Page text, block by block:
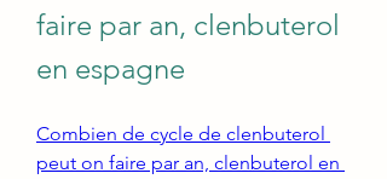
faire par an, clenbuterol
en espagne
Combien de cycle de clenbuterol
peut on faire par an, clenbuterol en